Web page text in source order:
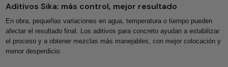
Aditivos Sika: más control, mejor resultado
En obra, pequeñas variaciones en agua, temperatura o tiempo pueden
afectar el resultado final. Los aditivos para concreto ayudan a estabilizar
el proceso y a obtener mezclas más manejables, con mejor colocación y
menor desperdicio.